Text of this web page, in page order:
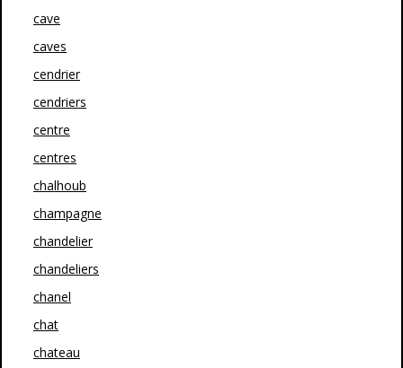
cave
caves
cendrier
cendriers
centre
centres
chalhoub
champagne
chandelier
chandeliers
chanel
chat
chateau